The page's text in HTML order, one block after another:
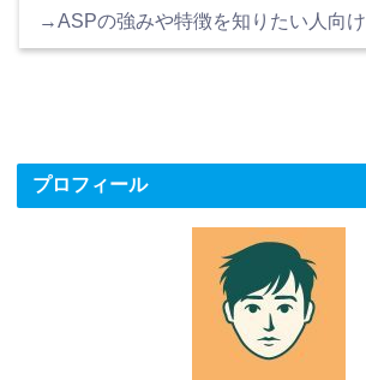
→ASPの強みや特徴を知りたい人向け
プロフィール